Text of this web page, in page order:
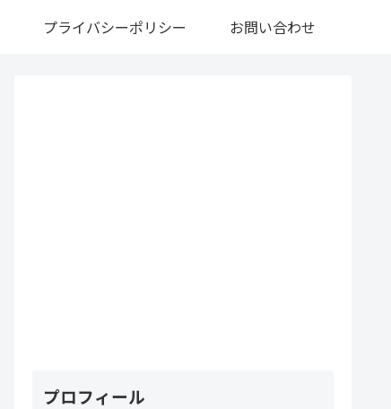
プライバシーポリシー お問い合わせ
プロフィール